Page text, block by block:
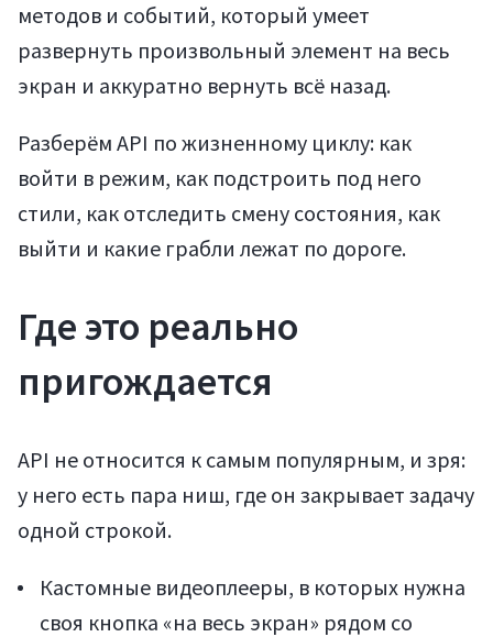
методов и событий, который умеет
развернуть произвольный элемент на весь
экран и аккуратно вернуть всё назад.
Разберём API по жизненному циклу: как
войти в режим, как подстроить под него
стили, как отследить смену состояния, как
выйти и какие грабли лежат по дороге.
Где это реально
пригождается
API не относится к самым популярным, и зря:
у него есть пара ниш, где он закрывает задачу
одной строкой.
Кастомные видеоплееры, в которых нужна
своя кнопка «на весь экран» рядом со